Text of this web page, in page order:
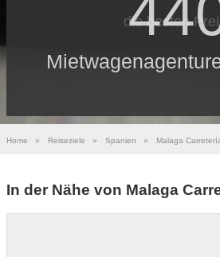
die besten
Home » Reiseziele » Spanien » Malaga
In der Nähe von Malaga